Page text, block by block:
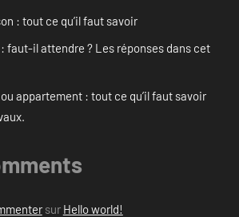
: tout ce qu’il faut savoir
faut-il attendre ? Les réponses dans cet
appartement : tout ce qu’il faut savoir
sur Hello world!